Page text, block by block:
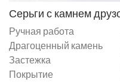
Серьги с камнем
Ручная работа
Драгоценный камень
Застежка
Покрытие